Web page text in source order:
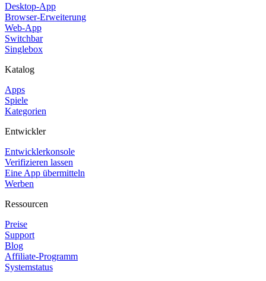
Desktop-App
Browser-Erweiterung
Web-App
Switchbar
Singlebox
Katalog
Apps
Spiele
Kategorien
Entwickler
Entwicklerkonsole
Verifizieren lassen
Eine App übermitteln
Werben
Ressourcen
Preise
Support
Blog
Affiliate-Programm
Systemstatus